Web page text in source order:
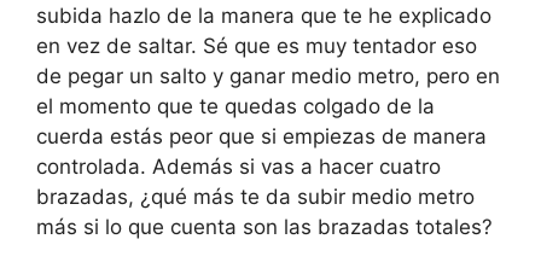
subida hazlo de la manera que te he explicado
en vez de saltar. Sé que es muy tentador eso
de pegar un salto y ganar medio metro, pero en
el momento que te quedas colgado de la
cuerda estás peor que si empiezas de manera
controlada. Además si vas a hacer cuatro
brazadas, ¿qué más te da subir medio metro
más si lo que cuenta son las brazadas totales?